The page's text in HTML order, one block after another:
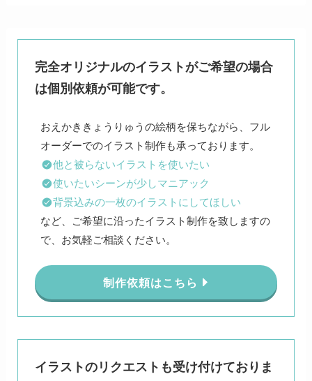
完全オリジナルのイラストがご希望の場合
は個別依頼が可能です。
おえかききょうりゅうの絵柄を保ちながら、フル
他と被らないイラストを使いたい
使いたいシーンが少しマニアック
背景込みの一枚のイラストにしてほしい
など、ご希望に沿ったイラスト制作を致しますの
で、お気軽ご相談ください。
制作依頼はこちら
イラストのリクエストも受け付けておりま